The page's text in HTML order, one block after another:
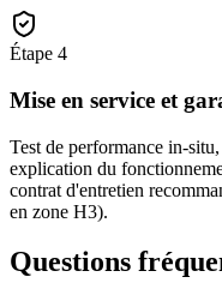
Étape 4
Mise en service et
Test de performance in-
explication du
contrat d'entretien
en zone H3).
Questions